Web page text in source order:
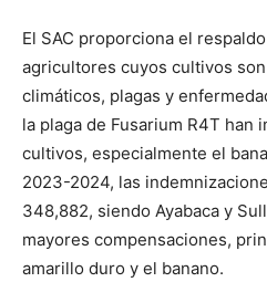
El SAC proporciona el
agricultores cuyos cultivos
climáticos, plagas y
la plaga de Fusarium R4T han
cultivos, especialmente el
2023-2024, las
348,882, siendo Ayabaca y
mayores compensaciones,
amarillo duro y el banano.